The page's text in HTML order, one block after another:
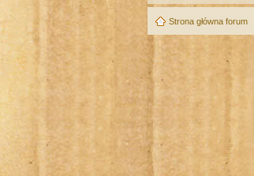
Strona główna forum